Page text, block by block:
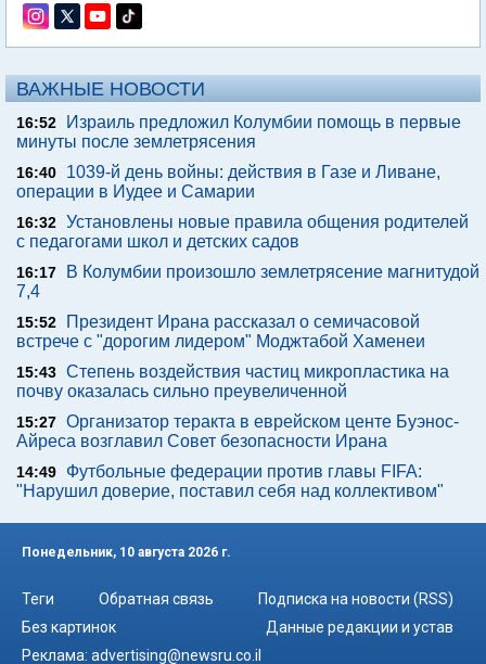
ВАЖНЫЕ НОВОСТИ
16:52
Израиль предложил Колумбии помощь в первые
минуты после землетрясения
16:40
1039-й день войны: действия в Газе и Ливане,
операции в Иудее и Самарии
16:32 Установлены новые правила общения родителей
с педагогами школ и детских садов
16:17
В Колумбии произошло землетрясение магнитудой
7,4
15:52
Президент Ирана рассказал о семичасовой
встрече с "дорогим лидером" Моджтабой Хаменеи
15:43 Степень воздействия частиц микропластика на
почву оказалась сильно преувеличенной
15:27 Организатор теракта в еврейском центе Буэнос-
Айреса возглавил Совет безопасности Ирана
14:49
Футбольные федерации против главы FIFA:
"Нарушил доверие, поставил себя над коллективом"
Понедельник, 10 августа 2026 г.
Теги Обратная связь
Подписка на новости (RSS)
Без картинок
Данные редакции и устав
Реклама: advertising@newsru.co.il